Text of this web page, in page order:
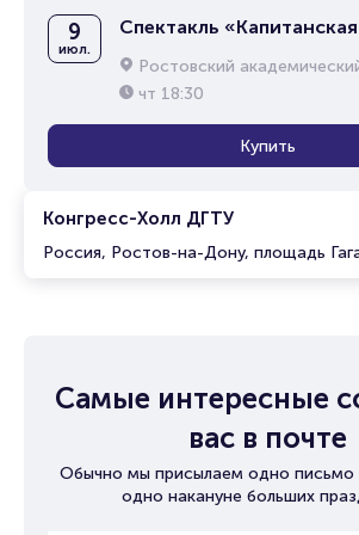
Конгресс-Холл ДГТУ
Россия, Ростов-на-Дону, площадь
9
июл.
Спектакль
Ростовский академический театр
чт 18:30
Купить
Самые интересные
вас в почте
Обычно мы присылаем одно письмо
одно накануне больших